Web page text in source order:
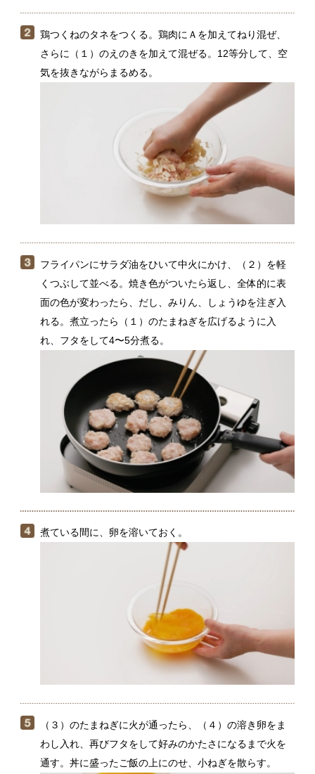
フライパンにサラダ油をひいて中火にかけ、（２）を軽
くつぶして並べる。焼き色がついたら返し、全体的に表
面の色が変わったら、だし、みりん、しょうゆを注ぎ入
れる。煮立ったら（１）のたまねぎを広げるように入
れ、フタをして4〜5分煮る。
煮ている間に、卵を溶いておく。
（３）のたまねぎに火が通ったら、（４）の溶き卵をま
わし入れ、再びフタをして好みのかたさになるまで火を
通す。丼に盛ったご飯の上にのせ、小ねぎを散らす。